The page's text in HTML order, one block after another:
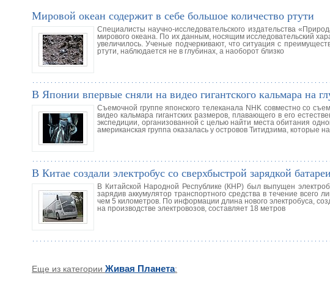
Мировой океан содержит в себе большое количество ртути
Специалисты научно-исследовательского издательства
мирового океана. По их данным, носящим исследовательский
увеличилось. Ученые подчеркивают, что ситуация с
ртути, наблюдается не в глубинах, а наоборот близко
В Японии впервые сняли на видео гигантского кальмара на
Съемочной группе японского телеканала NHK совместно со
видео кальмара гигантских размеров, плавающего в его
экспедиции, организованной с целью найти места обитания
американская группа оказалась у островов Титидзима, которые
В Китае создали электробус со сверхбыстрой зарядкой батареи
В Китайской Народной Республике (КНР) был выпущен
зарядив аккумулятор транспортного средства в течение всего
чем 5 километров. По информации длина нового электробуса,
на производстве электровозов, составляет 18 метров
Еще из категории Живая Планета: